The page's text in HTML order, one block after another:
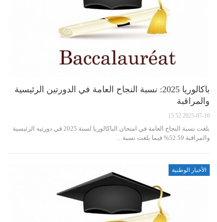
باكالوريا 2025: نسبة النجاح العامة في الدورتين الرئيسية
والمراقبة
2025-07-10 15:52
بلغت نسبة النجاح العامة في امتحان الباكالوريا لسنة 2025 في دورتيه الرئيسية
والمراقبة 52.59% فيما بلغت نسبة…
الأخبار الوطنية